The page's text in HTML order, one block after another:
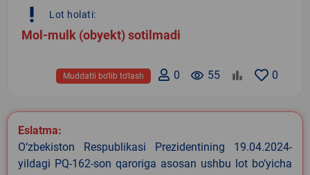
priority_high Lot holati:
Mol-mulk (obyekt) sotilmadi
0
remove_red_eye 55
0
Muddatli bo‘lib to‘lash
Eslatma:
O‘zbekiston Respublikasi Prezidentining 19.04.2024-
yildagi PQ-162-son qaroriga asosan ushbu lot bo‘yicha